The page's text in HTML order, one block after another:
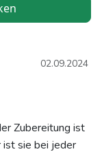
02.09.2024
Zubereitung ist
ist sie bei jeder